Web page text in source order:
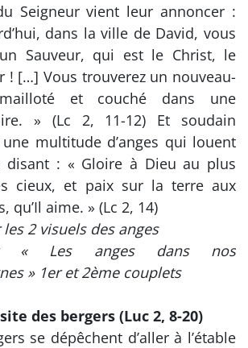
Seigneur vient leur annoncer :
dans la ville de David, vous
Sauveur, qui est le Christ, le
! […] Vous trouverez un nouveau-
et couché dans une
» (Lc 2, 11-12) Et soudain
multitude d’anges qui louent
disant : « Gloire à Dieu au plus
cieux, et paix sur la terre aux
qu’Il aime. » (Lc 2, 14)
2 visuels des anges
« Les anges dans nos
» 1er et 2ème couplets
des bergers (Luc 2, 8-20)
se dépêchent d’aller à l’étable